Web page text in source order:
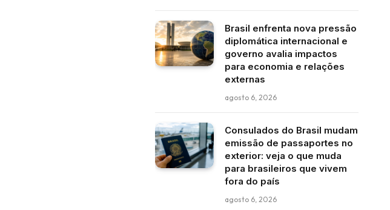
Brasil enfrenta nova pressão
diplomática internacional e
governo avalia impactos
para economia e relações
externas
agosto 6, 2026
Consulados do Brasil mudam
emissão de passaportes no
exterior: veja o que muda
para brasileiros que vivem
fora do país
agosto 6, 2026